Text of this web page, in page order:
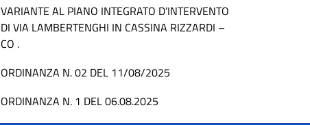
VARIANTE AL PIANO INTEGRATO D’INTERVENTO
DI VIA LAMBERTENGHI IN CASSINA RIZZARDI –
CO .
ORDINANZA N. 02 DEL 11/08/2025
ORDINANZA N. 1 DEL 06.08.2025